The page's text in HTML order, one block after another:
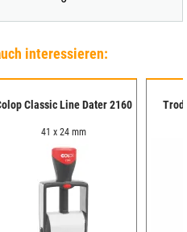
interessieren:
Classic Line Dater 2160
41 x 24 mm